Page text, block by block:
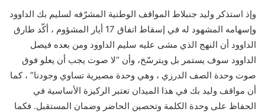
وإذ استذكر وليد جنبلاط المواقف الوطنية المشرّفه لسليم بك الداوود
وإسهامه المشهود له في إسقاط اتفاق 17 أيار المشؤوم ، أكّد طارق
الداوود أن النهج الذي مشى عليه سليم الداوود ومن بعده فيصل
الداوود سوف يستمر بل ويترسّخ، وأن “لا صوت يجب أن يعلو فوق
صوت وحدة الصف الدرزي ، وهي وحدة مصيرية تساوي وجودنا” ، كما
أن مواقف وليد بك في هذا الميدان تعتبر الركيزة الأساسية في
الحفاظ على وحدة الكلمة وتحصين الحاضر وضمان المستقبل. فكما